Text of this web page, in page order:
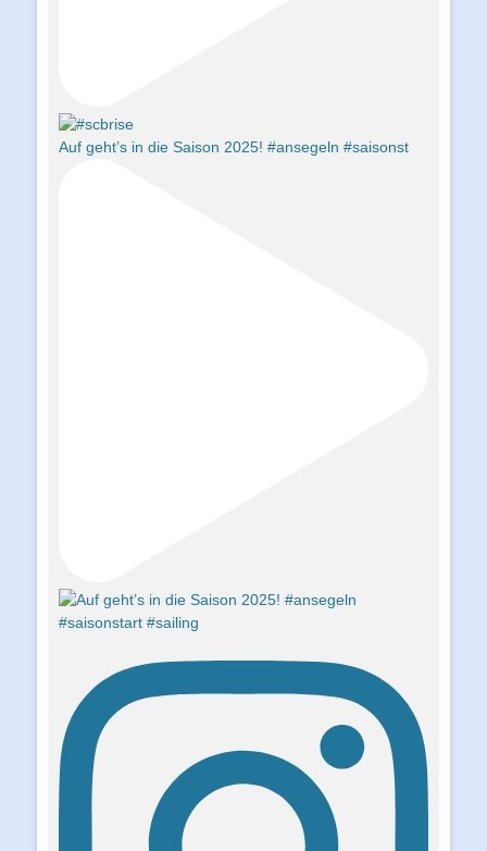
Auf geht’s in die Saison 2025! #ansegeln #saisonst